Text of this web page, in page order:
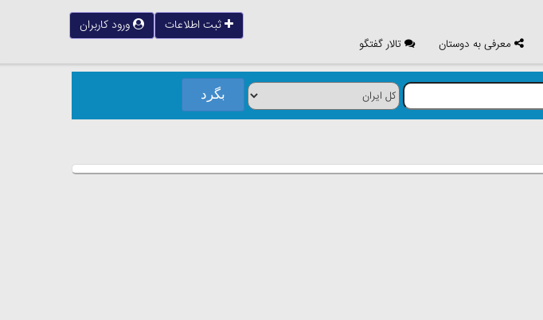
معرفی به دوستان تالار گفتگو
ثبت اطلاعات ورود کاربران